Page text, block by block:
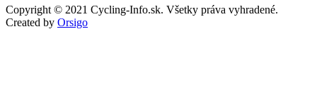
Copyright © 2021 Cycling-Info.sk. Všetky práva vyhradené.
Created by Orsigo